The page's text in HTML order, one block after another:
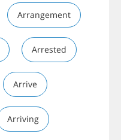
Arrangement
Arrested
Arrive
Arriving